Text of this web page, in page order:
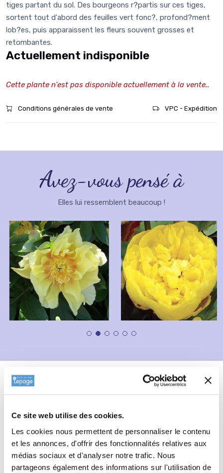
Ce site web utilise des cookies.
Les cookies nous permettent de personnaliser le contenu
et les annonces, d'offrir des fonctionnalités relatives aux
médias sociaux et d'analyser notre trafic. Nous
partageons également des informations sur l'utilisation de
tiges partant du sol. Des bourgeons r?partis sur ces tiges,
sortent tout d'abord des feuilles vert fonc?, profond?ment
lob?es, puis apparaissent les fleurs souvent grosses et
retombantes.
Actuellement indisponible
Cette plante n'est pas disponible actuellement à la vente..
Conditions générales de vente VPC - Expédition
Avez-vous pensé à
Elles lui ressemblent beaucoup !
Fiche technique
Informations complémentaires
Informations botaniques
Nom(s) vernaculaire(s) : Hêtre pleureur
Famille : Paeoniaceae